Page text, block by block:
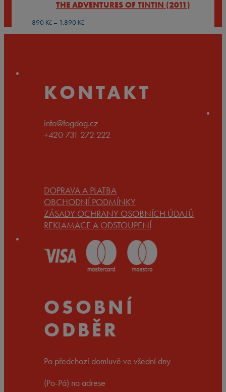
až
THE ADVENTURES OF TINTIN (2011)
890 Kč – 1.890 KčRozpětí
KONTAKT
info@fogdog.cz
+420 731 272 222
DOPRAVA A PLATBA
OBCHODNÍ PODMÍNKY
ZÁSADY OCHRANY OSOBNÍCH ÚDAJŮ
REKLAMACE A ODSTOUPENÍ
OSOBNÍ
ODBĚR
Po předchozí domluvě ve všední dny
(Po-Pá) na adrese